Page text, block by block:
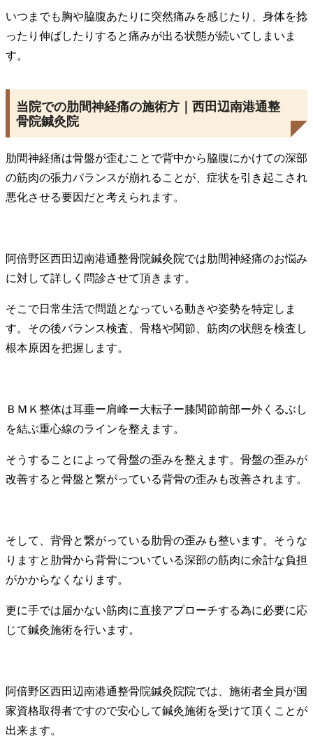
いつまでも胸や脇腹あたりに突然痛みを感じたり、身体を捻
ったり伸ばしたりすると痛みが出る状態が続いてしまいま
す。
当院での肋間神経痛の施術方｜西田辺南港通整
骨院鍼灸院
肋間神経痛は骨盤が歪むことで背中から脇腹にかけての深部
の筋肉の張力バランスが崩れることが、症状を引き起こされ
悪化させる要因だと考えられます。
阿倍野区西田辺南港通整骨院鍼灸院では肋間神経痛のお悩み
に対して詳しく問診させて頂きます。
そこで日常生活で問題となっている動きや姿勢を特定しま
す。その後バランス検査、骨格や関節、筋肉の状態を検査し
根本原因を把握します。
ＢＭＫ整体は耳垂ー肩峰ー大転子ー膝関節前部ー外くるぶし
を結ぶ重心線のラインを整えます。
そうすることによって骨盤の歪みを整えます。骨盤の歪みが
改善すると骨盤と繋がっている背骨の歪みも改善されます。
そして、背骨と繋がっている肋骨の歪みも整います。そうな
りますと肋骨から背骨についている深部の筋肉に余計な負担
がかからなくなります。
更に手では届かない筋肉に直接アプローチする為に必要に応
じて鍼灸施術を行います。
阿倍野区西田辺南港通整骨院鍼灸院院では、施術者全員が国
家資格取得者ですので安心して鍼灸施術を受けて頂くことが
出来ます。